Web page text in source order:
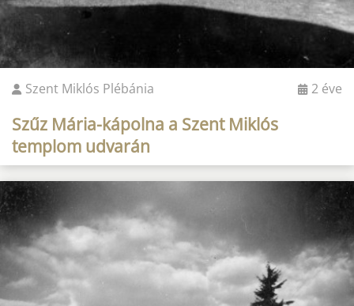
Szent Miklós Plébánia 2 éve
Szűz Mária-kápolna a Szent Miklós
templom udvarán